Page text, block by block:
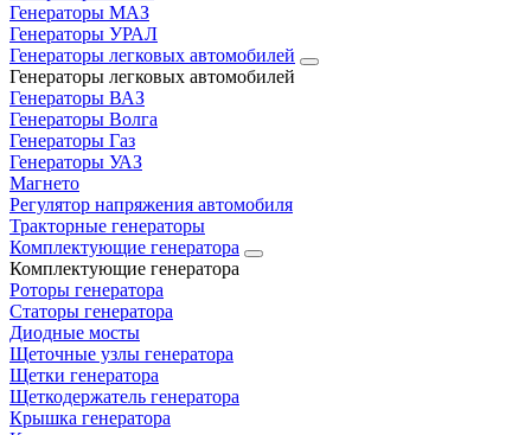
Генераторы МАЗ
Генераторы УРАЛ
Генераторы легковых автомобилей
Генераторы легковых автомобилей
Генераторы ВАЗ
Генераторы Волга
Генераторы Газ
Генераторы УАЗ
Магнето
Регулятор напряжения автомобиля
Тракторные генераторы
Комплектующие генератора
Комплектующие генератора
Роторы генератора
Статоры генератора
Диодные мосты
Щеточные узлы генератора
Щетки генератора
Щеткодержатель генератора
Крышка генератора